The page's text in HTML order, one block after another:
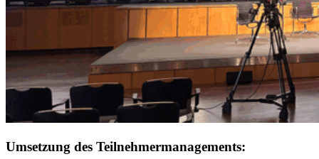
Umsetzung des Teilnehmermanagements: